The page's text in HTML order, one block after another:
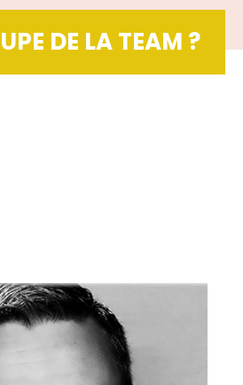
DE LA TEAM ?